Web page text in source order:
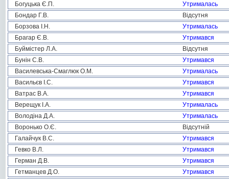
Богуцька Є.П.
Утрималась
Бондар Г.В.
Відсутня
Борзова І.Н.
Утрималась
Брагар Є.В.
Утримався
Буймістер Л.А.
Відсутня
Бунін С.В.
Утримався
Василевська-Смаглюк О.М.
Утрималась
Васильєв І.С.
Утримався
Ватрас В.А.
Утримався
Верещук І.А.
Утрималась
Володіна Д.А.
Утрималась
Воронько О.Є.
Відсутній
Галайчук В.С.
Утримався
Гевко В.Л.
Утримався
Герман Д.В.
Утримався
Гетманцев Д.О.
Утримався